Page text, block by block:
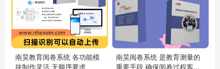
南昊教育阅卷系统 各功能模
块制作灵活 无顺序要求
南昊阅卷系统 是教育测量的
重要手段 确保阅卷过程客观